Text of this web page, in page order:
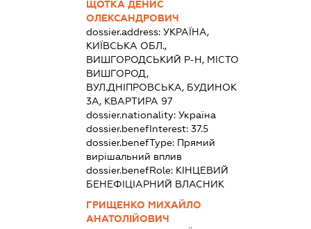
ЩОТКА ДЕНИС
ОЛЕКСАНДРОВИЧ
dossier.address: УКРАЇНА,
КИЇВСЬКА ОБЛ.,
ВИШГОРОДСЬКИЙ Р-Н, МІСТО
ВИШГОРОД,
ВУЛ.ДНІПРОВСЬКА, БУДИНОК
3А, КВАРТИРА 97
dossier.nationality: Україна
dossier.benefInterest: 37.5
dossier.benefType: Прямий
вирішальний вплив
dossier.benefRole: КІНЦЕВИЙ
БЕНЕФІЦІАРНИЙ ВЛАСНИК
ГРИЩЕНКО МИХАЙЛО
АНАТОЛІЙОВИЧ